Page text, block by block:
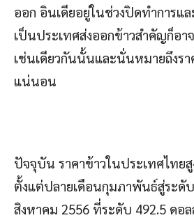
ออก อินเดียอยู่ในช่วงปิดทำการแ
เป็นประเทศส่งออกข้าวสำคัญก็อา
เช่นเดียวกันนั้นและนั่นหมายถึงรา
แน่นอน
ปัจจุบัน ราคาข้าวในประเทศไทย
ตั้งแต่ปลายเดือนกุมภาพันธ์สู่ระดั
สิงหาคม 2556 ที่ระดับ 492.5 ดอ